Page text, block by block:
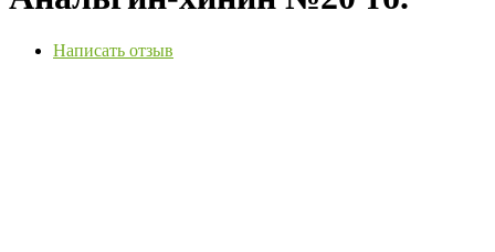
Написать отзыв